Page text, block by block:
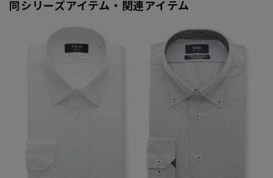
同シリーズアイテム・関連アイテム